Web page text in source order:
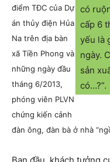
có
cấp 6
yếu là
ngày.
sản
có…?”.
điểm TĐC của Dự
án thủy điện Hủa
Na trên địa bàn
xã Tiền Phong và
những ngày đầu
tháng 6/2013,
phóng viên PLVN
chứng kiến cảnh
đàn ông, đàn bà ở nhà